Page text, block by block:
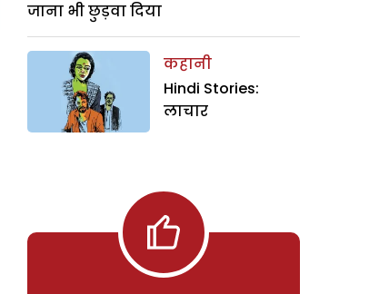
जाना भी छुड़वा दिया
कहानी
Hindi Stories:
लाचार